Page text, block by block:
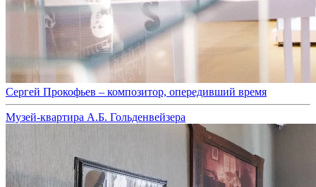
Сергей Прокофьев – композитор, опередивший время
Музей-квартира А.Б. Гольденвейзера